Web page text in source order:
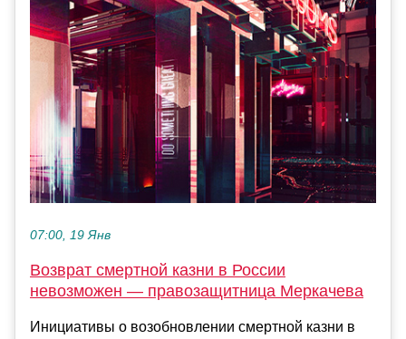
07:00, 19 Янв
Возврат смертной казни в России
невозможен — правозащитница Меркачева
Инициативы о возобновлении смертной казни в